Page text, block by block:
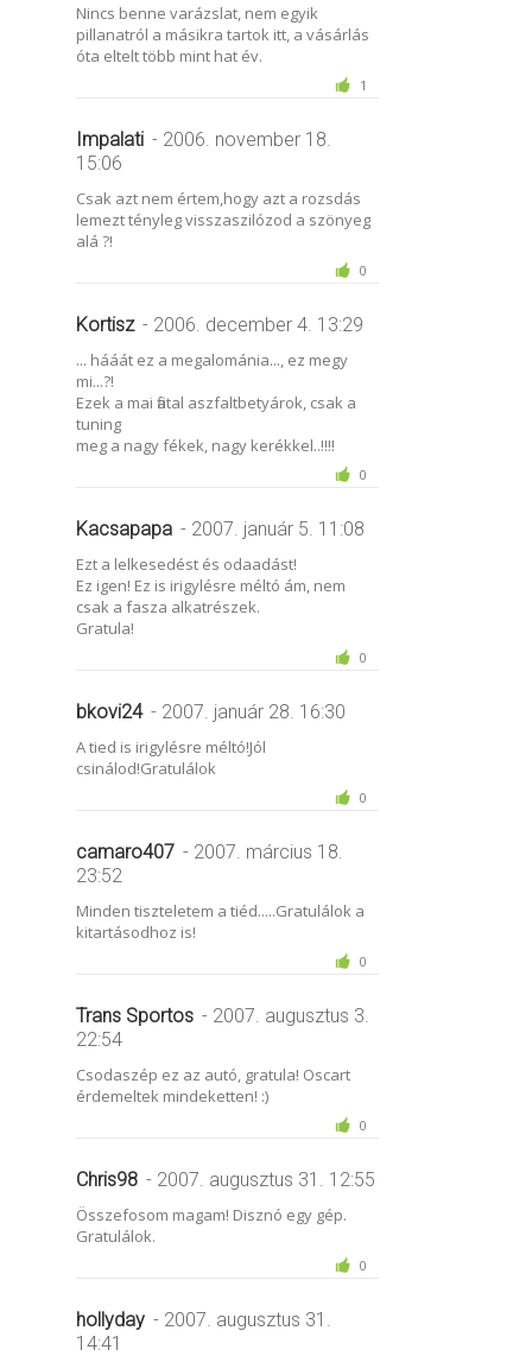
Nincs benne varázslat, nem egyik
pillanatról a másikra tartok itt, a vásárlás
óta eltelt több mint hat év.
1
Impalati - 2006. november 18.
15:06
Csak azt nem értem,hogy azt a rozsdás
lemezt tényleg visszaszilózod a szönyeg
alá ?!
0
Kortisz - 2006. december 4. 13:29
... hááát ez a megalománia..., ez megy
mi...?!
Ezek a mai fiatal aszfaltbetyárok, csak a
tuning
meg a nagy fékek, nagy kerékkel..!!!!
0
Kacsapapa - 2007. január 5. 11:08
Ezt a lelkesedést és odaadást!
Ez igen! Ez is irigylésre méltó ám, nem
csak a fasza alkatrészek.
Gratula!
0
bkovi24 - 2007. január 28. 16:30
A tied is irigylésre méltó!Jól
csinálod!Gratulálok
0
camaro407 - 2007. március 18.
23:52
Minden tiszteletem a tiéd.....Gratulálok a
kitartásodhoz is!
0
Trans Sportos - 2007. augusztus 3.
22:54
Csodaszép ez az autó, gratula! Oscart
érdemeltek mindeketten! :)
0
Chris98 - 2007. augusztus 31. 12:55
Összefosom magam! Disznó egy gép.
Gratulálok.
0
hollyday - 2007. augusztus 31.
14:41